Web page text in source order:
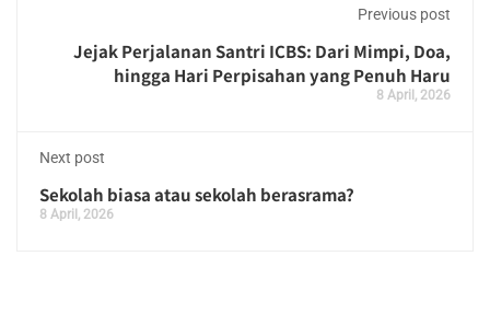
Previous post
Jejak Perjalanan Santri ICBS: Dari Mimpi, Doa,
hingga Hari Perpisahan yang Penuh Haru
8 April, 2026
Next post
Sekolah biasa atau sekolah berasrama?
8 April, 2026